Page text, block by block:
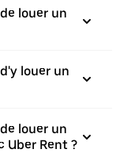
louer un
louer un
louer un
Uber Rent ?